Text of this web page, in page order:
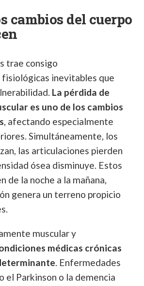
cambios del cuerpo
trae consigo
inevitables que
La pérdida de
es uno de los cambios
, afectando especialmente
Simultáneamente, los
las articulaciones pierden
ósea disminuye. Estos
de la noche a la mañana,
genera un terreno propicio
muscular y
médicas crónicas
. Enfermedades
el Parkinson o la demencia